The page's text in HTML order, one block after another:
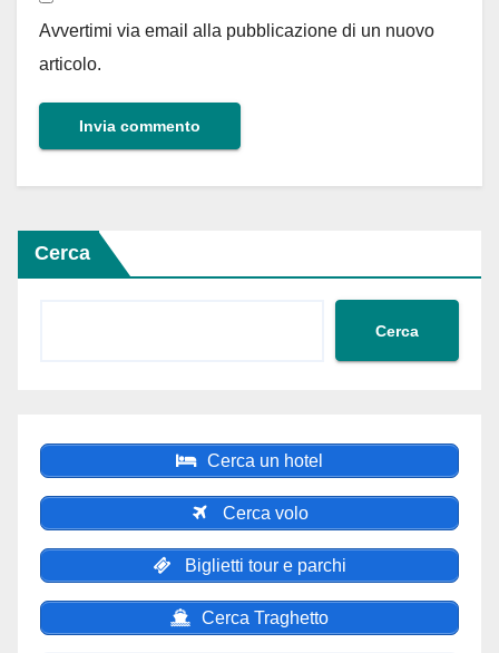
Avvertimi via email alla pubblicazione di un nuovo
articolo.
Cerca
Cerca
Cerca un hotel
Cerca volo
Biglietti tour e parchi
Cerca Traghetto